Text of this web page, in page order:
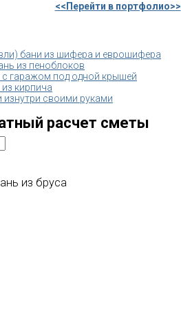
<<Перейти в портфолио>>
бани из шифера и еврошифера
из пеноблоков
с гаражом под одной крышей
кирпича
изнутри своими руками
расчет сметы
из бруса